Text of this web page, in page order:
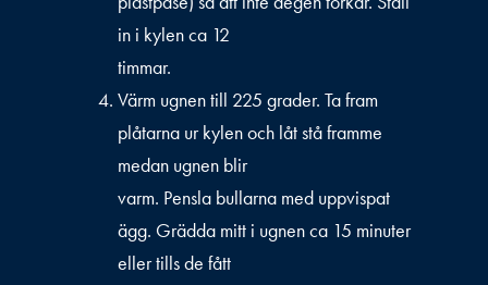
in i kylen ca 12
timmar.
Värm ugnen till 225 grader. Ta fram
plåtarna ur kylen och låt stå framme
medan ugnen blir
varm. Pensla bullarna med uppvispat
ägg. Grädda mitt i ugnen ca 15 minuter
eller tills de fått